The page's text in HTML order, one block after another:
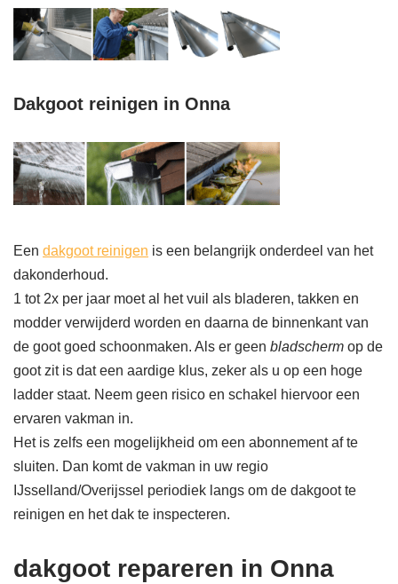
Dakgoot reinigen in Onna
Een dakgoot reinigen is een belangrijk onderdeel van het
dakonderhoud.
1 tot 2x per jaar moet al het vuil als bladeren, takken en
modder verwijderd worden en daarna de binnenkant van
de goot goed schoonmaken. Als er geen bladscherm op de
goot zit is dat een aardige klus, zeker als u op een hoge
ladder staat. Neem geen risico en schakel hiervoor een
ervaren vakman in.
Het is zelfs een mogelijkheid om een abonnement af te
sluiten. Dan komt de vakman in uw regio
IJsselland/Overijssel periodiek langs om de dakgoot te
reinigen en het dak te inspecteren.
dakgoot repareren in Onna